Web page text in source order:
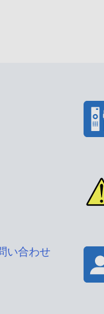
い合わせ